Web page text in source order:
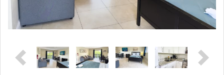
Previous Next